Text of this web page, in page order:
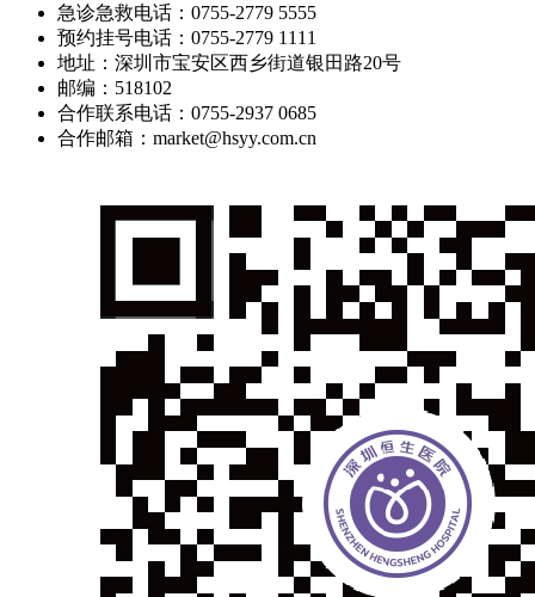
急诊急救电话：0755-2779 5555
预约挂号电话：0755-2779 1111
地址：深圳市宝安区西乡街道银田路20号
邮编：518102
合作联系电话：0755-2937 0685
合作邮箱：market@hsyy.com.cn